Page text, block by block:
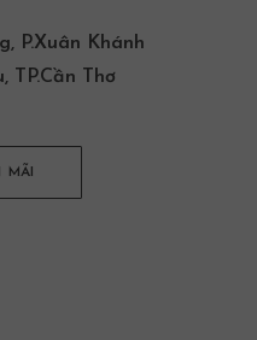
P.Xuân Khánh
TP.Cần Thơ
MÃI